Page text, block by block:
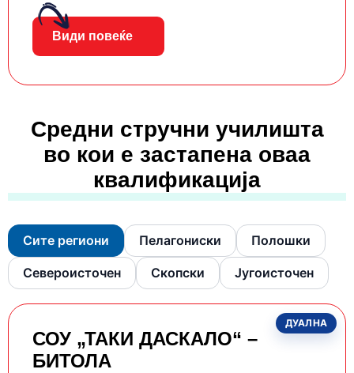
Види повеќе
Средни стручни училишта
во кои е застапена оваа
квалификација
Сите региони Пелагониски Полошки
Североисточен Скопски Југоисточен
ДУАЛНА
СОУ „ТАКИ ДАСКАЛО“ –
БИТОЛА